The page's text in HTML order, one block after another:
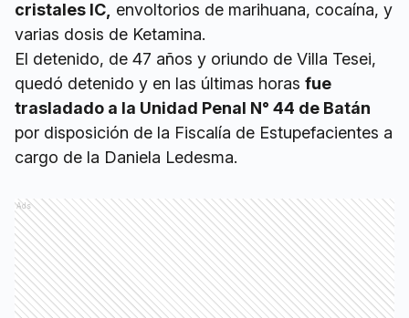
cristales IC, envoltorios de marihuana, cocaína, y
varias dosis de Ketamina.
El detenido, de 47 años y oriundo de Villa Tesei,
quedó detenido y en las últimas horas fue
trasladado a la Unidad Penal N° 44 de Batán
por disposición de la Fiscalía de Estupefacientes a
cargo de la Daniela Ledesma.
Ads